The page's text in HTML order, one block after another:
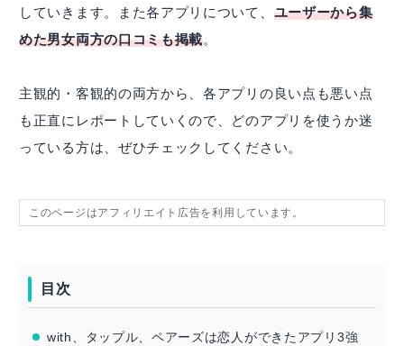
していきます。また各アプリについて、 ユーザーから集
めた男女両方の口コミも掲載。
主観的・客観的の両方から、各アプリの良い点も悪い点
も正直にレポートしていくので、どのアプリを使うか迷
っている方は、ぜひチェックしてください。
このページはアフィリエイト広告を利用しています。
目次
with、タップル、ペアーズは恋人ができたアプリ3強